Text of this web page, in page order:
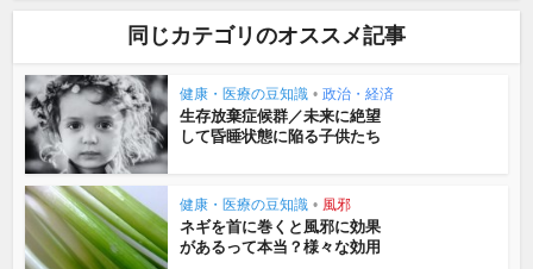
同じカテゴリのオススメ記事
健康・医療の豆知識 • 政治・経済
生存放棄症候群／未来に絶望
して昏睡状態に陥る子供たち
健康・医療の豆知識 • 風邪
ネギを首に巻くと風邪に効果
があるって本当？様々な効用